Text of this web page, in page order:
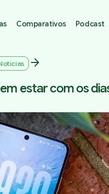
Comparativos Podcast
estar com os